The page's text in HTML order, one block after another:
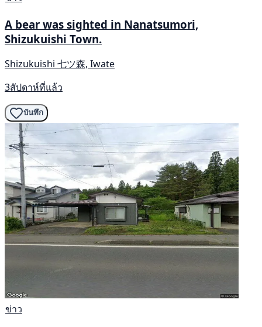
A bear was sighted in Nanatsumori,
Shizukuishi Town.
Shizukuishi 七ツ森, Iwate
3สัปดาห์ที่แล้ว
บันทึก
ข่าว